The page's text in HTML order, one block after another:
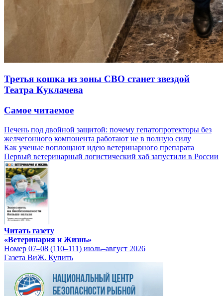
Третья кошка из зоны СВО станет звездой
Театра Куклачева
Самое читаемое
Печень под двойной защитой: почему гепатопротекторы без
желчегонного компонента работают не в полную силу
Как ученые воплощают идею ветеринарного препарата
Первый ветеринарный логистический хаб запустили в России
Читать газету
«Ветеринария и Жизнь»
Номер 07–08 (110–111) июль–август 2026
Газета ВиЖ. Купить